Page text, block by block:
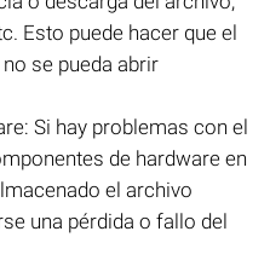
Esto puede hacer que el
se pueda abrir
Si hay problemas con el
de hardware en
el archivo
una pérdida o fallo del